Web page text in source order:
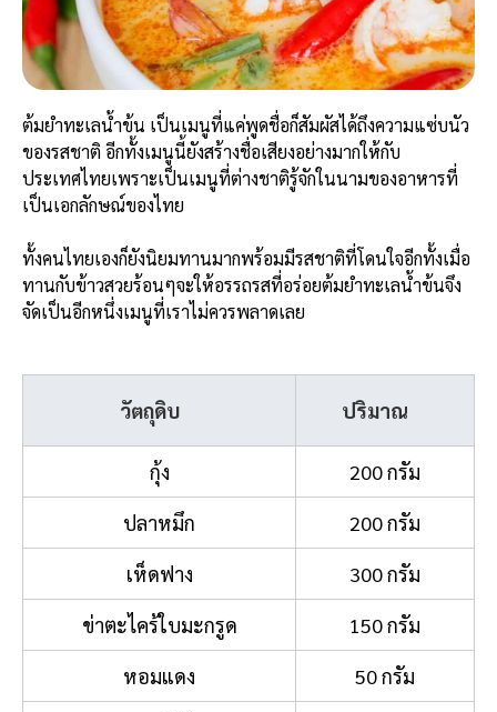
ต้มยำทะเลน้ำข้น เป็นเมนูที่แค่พูดชื่อก็สัมผัสได้ถึงความแซ่บนัว
ของรสชาติ อีกทั้งเมนูนี้ยังสร้างชื่อเสียงอย่างมากให้กับ
ประเทศไทยเพราะเป็นเมนูที่ต่างชาติรู้จักในนามของอาหารที่
เป็นเอกลักษณ์ของไทย
ทั้งคนไทยเองก็ยังนิยมทานมากพร้อมมีรสชาติที่โดนใจอีกทั้งเมื่อ
ทานกับข้าวสวยร้อนๆจะให้อรรถรสที่อร่อยต้มยำทะเลน้ำข้นจึง
จัดเป็นอีกหนึ่งเมนูที่เราไม่ควรพลาดเลย
วัตถุดิบ ปริมาณ
กุ้ง
200 กรัม
ปลาหมึก
200 กรัม
เห็ดฟาง
300 กรัม
ข่าตะไคร้ใบมะกรูด
150 กรัม
หอมแดง
50 กรัม